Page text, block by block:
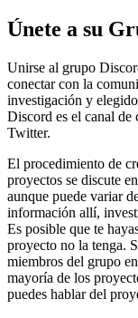
Únete a su
Unirse al grupo
conectar con la
investigación y
Discord es el canal de
Twitter.
El procedimiento de
proyectos se discute
aunque puede variar
información allí,
Es posible que te
proyecto no la tenga.
miembros del grupo
mayoría de los
puedes hablar del